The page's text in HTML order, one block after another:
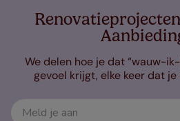
We delen hoe je dat “wauw-
gevoel krijgt, elke keer dat